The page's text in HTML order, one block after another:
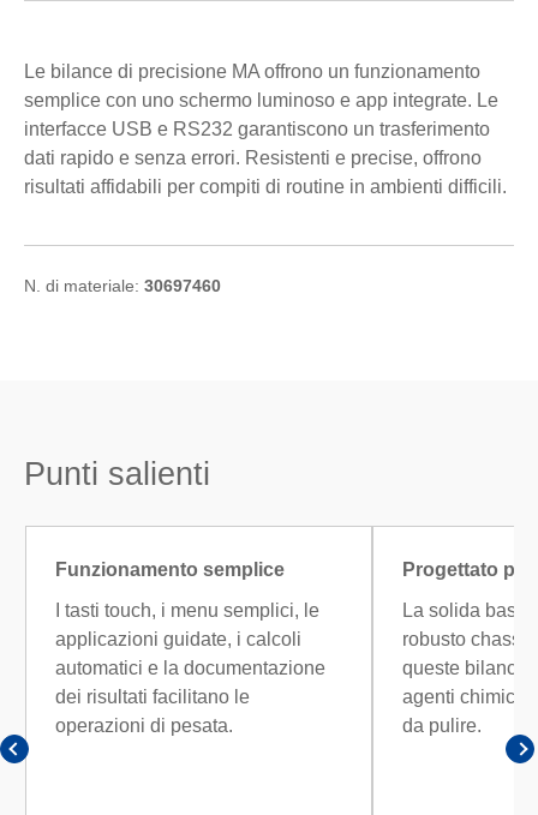
Le bilance di precisione MA offrono un funzionamento
semplice con uno schermo luminoso e app integrate. Le
interfacce USB e RS232 garantiscono un trasferimento
dati rapido e senza errori. Resistenti e precise, offrono
risultati affidabili per compiti di routine in ambienti difficili.
N. di materiale: 30697460
Punti salienti
Funzionamento semplice
I tasti touch, i menu semplici, le
applicazioni guidate, i calcoli
automatici e la documentazione
dei risultati facilitano le
operazioni di pesata.
Progettato
La solida base
robusto
queste bilance
agenti chimici
da pulire.